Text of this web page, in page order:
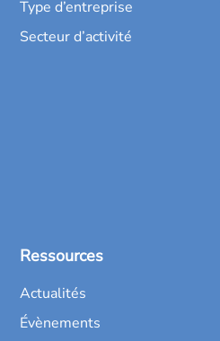
Type d’entreprise
Secteur d’activité
Ressources
Actualités
Évènements